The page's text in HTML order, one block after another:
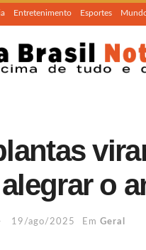
Entretenimento Esportes
o
19/ago/2025 Em Geral